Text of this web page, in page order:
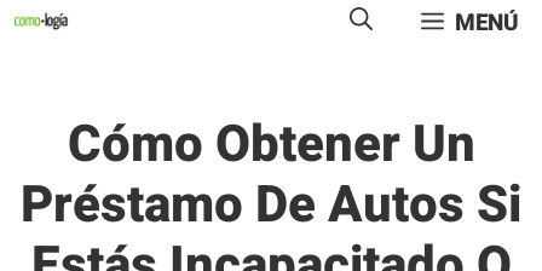
Saltar
MENÚ
Cómo Obtener Un
Préstamo De Autos Si